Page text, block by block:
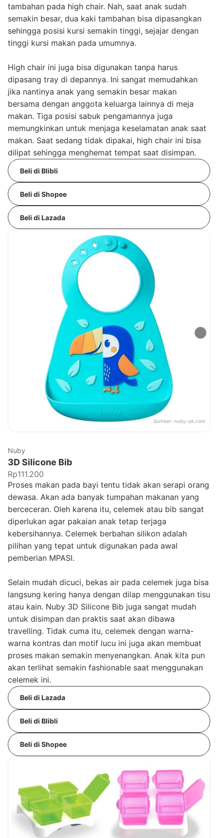
tambahan pada high chair. Nah, saat anak sudah
semakin besar, dua kaki tambahan bisa dipasangkan
sehingga posisi kursi semakin tinggi, sejajar dengan
tinggi kursi makan pada umumnya.
High chair ini juga bisa digunakan tanpa harus
dipasang tray di depannya. Ini sangat memudahkan
jika nantinya anak yang semakin besar makan
bersama dengan anggota keluarga lainnya di meja
makan. Tiga posisi sabuk pengamannya juga
memungkinkan untuk menjaga keselamatan anak saat
makan. Saat sedang tidak dipakai, high chair ini bisa
dilipat sehingga menghemat tempat saat disimpan.
Beli di Blibli
Beli di Shopee
Beli di Lazada
Sumber: nuby-uk.com
Nuby
3D Silicone Bib
Rp111.200
Proses makan pada bayi tentu tidak akan serapi orang
dewasa. Akan ada banyak tumpahan makanan yang
berceceran. Oleh karena itu, celemek atau bib sangat
diperlukan agar pakaian anak tetap terjaga
kebersihannya. Celemek berbahan silikon adalah
pilihan yang tepat untuk digunakan pada awal
pemberian MPASI.
Selain mudah dicuci, bekas air pada celemek juga bisa
langsung kering hanya dengan dilap menggunakan tisu
atau kain. Nuby 3D Silicone Bib juga sangat mudah
untuk disimpan dan praktis saat akan dibawa
travelling. Tidak cuma itu, celemek dengan warna-
warna kontras dan motif lucu ini juga akan membuat
proses makan semakin menyenangkan. Anak kita pun
akan terlihat semakin fashionable saat menggunakan
celemek ini.
Beli di Lazada
Beli di Blibli
Beli di Shopee